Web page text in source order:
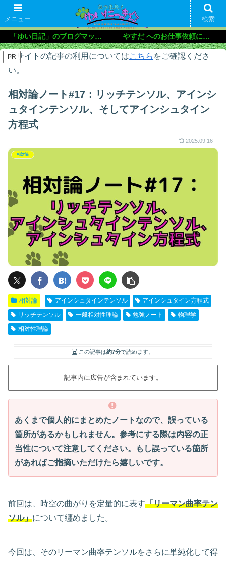
「ゆい日記」のブログマップ🌝 やすだ へのお仕事依頼について
PR
本サイトの記事の利用についてはこちら をご確認くださ
い。
相対論ノート#17：リッチテンソル、アインシ
ュタインテンソル、そしてアインシュタイン
方程式
2025.09.16
相対論
相対論 アインシュタインテンソル
アインシュタイン方程式
リッチテンソル
一般相対性理論 勉強ノート
物理学
相対性理論
この記事は約7分で読めます。
記事内に広告が含まれています。
あくまで個人的にまとめたノートなので、誤っている
箇所があるかもしれません。参考にする際は内容の正
当性について注意してください。もし誤っている箇所
があればご指摘いただけたら嬉しいです。
前回は、時空の曲がりを定量的に表す「リーマン曲率テン
ソル」について纏めました。
今回は、そのリーマン曲率テンソルをさらに単純化して得
メニュー 検索